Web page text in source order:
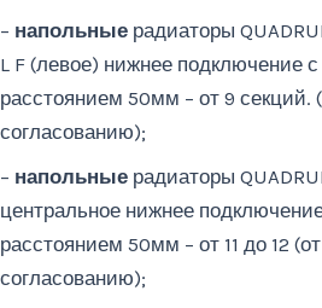
– напольные радиаторы
L F (левое) нижнее подключение
расстоянием 50мм – от 9 секций.
согласованию);
– напольные радиаторы
центральное нижнее
расстоянием 50мм – от 11 до 12
согласованию);